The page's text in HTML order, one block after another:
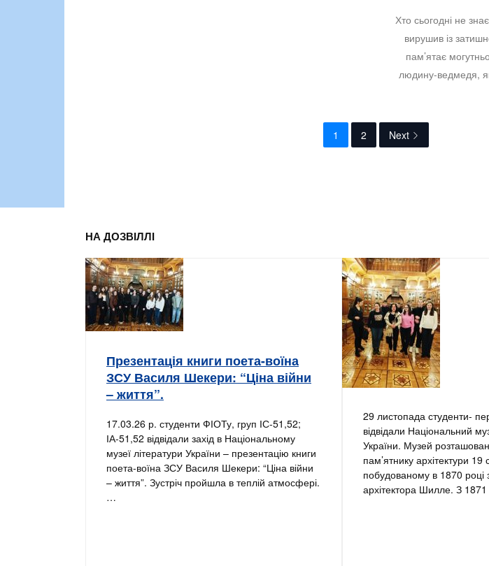
Хто сьогодні не
вирушив із
пам’ятає
людину-ведмедя,
1 2 Next
НА ДОЗВІЛЛІ
Презентація книги поета-воїна
ЗСУ Василя Шекери: “Ціна війни
– життя”.
17.03.26 р. студенти ФІОТу, груп ІС-51,52;
ІА-51,52 відвідали захід в Національному
музеї літератури України – презентацію книги
поета-воїна ЗСУ Василя Шекери: “Ціна війни
– життя”. Зустріч пройшла в теплій атмосфері.
…
29 листопада студенти-
відвідали Національний
України. Музей
пам’ятнику архітектури 19
побудованому в 1870 році
архітектора Шилле. З